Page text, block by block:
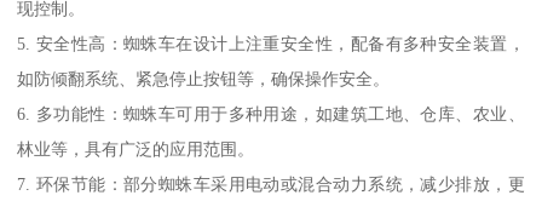
现控制。
5. 安全性高：蜘蛛车在设计上注重安全性，配备有多种安全装置，
如防倾翻系统、紧急停止按钮等，确保操作安全。
6. 多功能性：蜘蛛车可用于多种用途，如建筑工地、仓库、农业、
林业等，具有广泛的应用范围。
7. 环保节能：部分蜘蛛车采用电动或混合动力系统，减少排放，更